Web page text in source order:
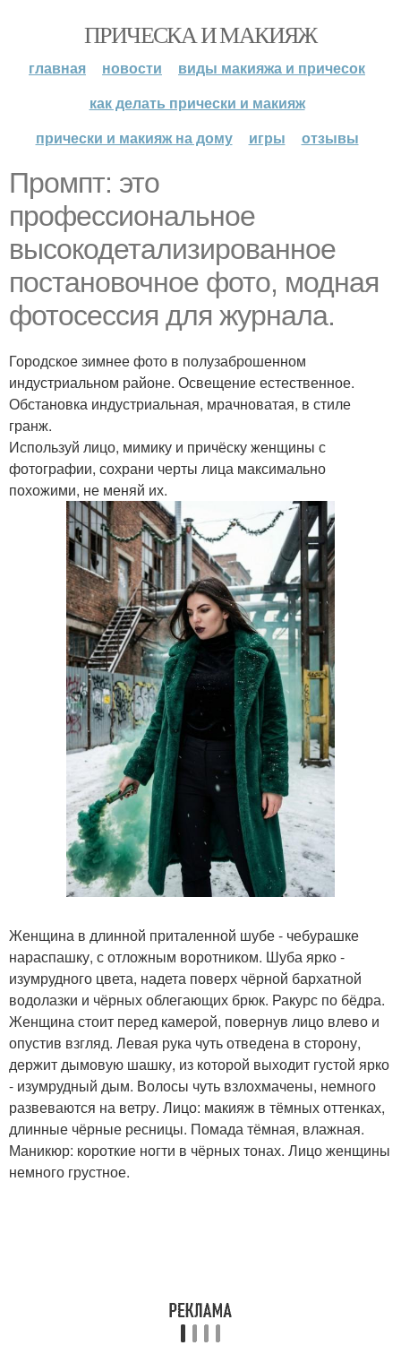
ПРИЧЕСКА И МАКИЯЖ
главная новости
виды макияжа и причесок
как делать прически и макияж
прически и макияж на дому
игры отзывы
Промпт: это
профессиональное
высокодетализированное
постановочное фото, модная
фотосессия для журнала.
Городское зимнее фото в полузаброшенном
индустриальном районе. Освещение естественное.
Обстановка индустриальная, мрачноватая, в стиле
гранж.
Используй лицо, мимику и причёску женщины с
фотографии, сохрани черты лица максимально
похожими, не меняй их.
Женщина в длинной приталенной шубе - чебурашке
нараспашку, с отложным воротником. Шуба ярко -
изумрудного цвета, надета поверх чёрной бархатной
водолазки и чёрных облегающих брюк. Ракурс по бёдра.
Женщина стоит перед камерой, повернув лицо влево и
опустив взгляд. Левая рука чуть отведена в сторону,
держит дымовую шашку, из которой выходит густой ярко
- изумрудный дым. Волосы чуть взлохмачены, немного
развеваются на ветру. Лицо: макияж в тёмных оттенках,
длинные чёрные ресницы. Помада тёмная, влажная.
Маникюр: короткие ногти в чёрных тонах. Лицо женщины
немного грустное.